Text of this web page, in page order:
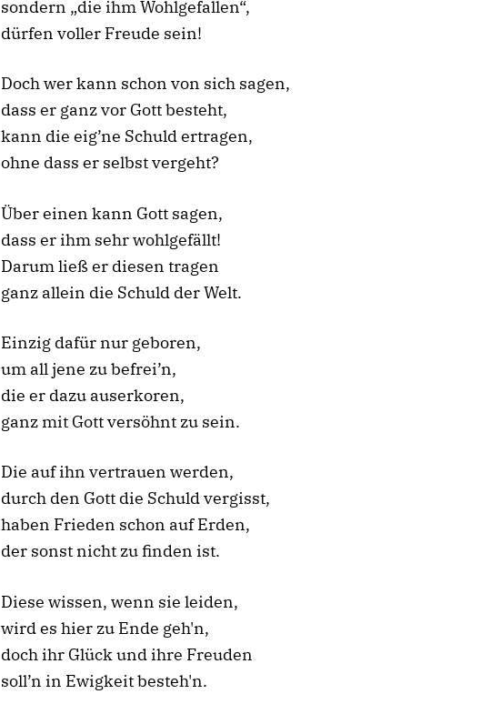
sondern „die ihm Wohlgefallen“,
dürfen voller Freude sein!
Doch wer kann schon von sich sagen,
dass er ganz vor Gott besteht,
kann die eig’ne Schuld ertragen,
ohne dass er selbst vergeht?
Über einen kann Gott sagen,
dass er ihm sehr wohlgefällt!
Darum ließ er diesen tragen
ganz allein die Schuld der Welt.
Einzig dafür nur geboren,
um all jene zu befrei’n,
die er dazu auserkoren,
ganz mit Gott versöhnt zu sein.
Die auf ihn vertrauen werden,
durch den Gott die Schuld vergisst,
haben Frieden schon auf Erden,
der sonst nicht zu finden ist.
Diese wissen, wenn sie leiden,
wird es hier zu Ende geh'n,
doch ihr Glück und ihre Freuden
soll’n in Ewigkeit besteh'n.